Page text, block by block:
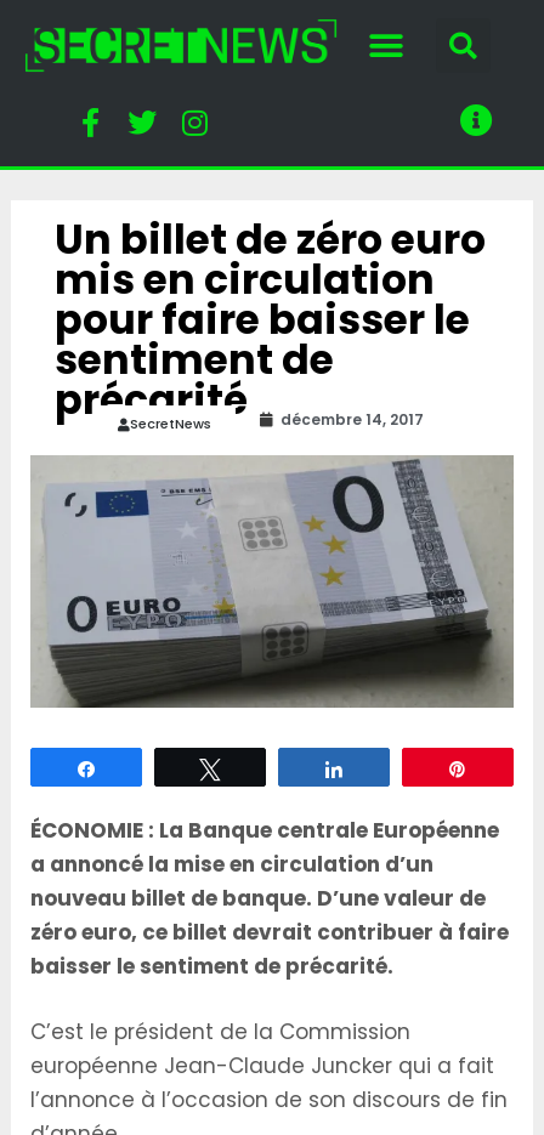
Un billet de zéro euro
mis en circulation
pour faire baisser le
sentiment de
précarité
SecretNews décembre 14, 2017
ÉCONOMIE : La Banque centrale Européenne
a annoncé la mise en circulation d’un
nouveau billet de banque. D’une valeur de
zéro euro, ce billet devrait contribuer à faire
baisser le sentiment de précarité.
C’est le président de la Commission
européenne Jean-Claude Juncker qui a fait
l’annonce à l’occasion de son discours de fin